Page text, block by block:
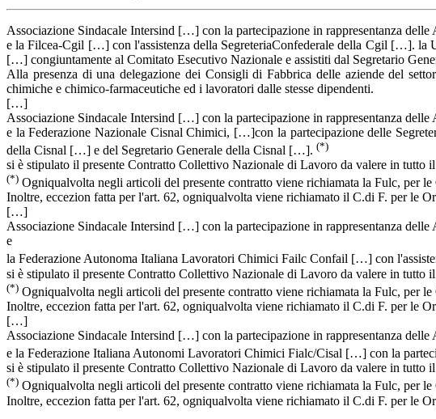
Associazione Sindacale Intersind […] con la partecipazione in rappresentanza
e la Filcea-Cgil […] con l'assistenza della SegreteriaConfederale della Cgil […].
[…] congiuntamente al Comitato Esecutivo Nazionale e assistiti dal Segretario
Alla presenza di una delegazione dei Consigli di Fabbrica delle aziende del
chimiche e chimico-farmaceutiche ed i lavoratori dalle stesse dipendenti.
[…]
Associazione Sindacale Intersind […] con la partecipazione in rappresentanza
e la Federazione Nazionale Cisnal Chimici, […]con la partecipazione delle
della Cisnal […] e del Segretario Generale della Cisnal […]. (*)
si è stipulato il presente Contratto Collettivo Nazionale di Lavoro da valere in tutto
(*) Ogniqualvolta negli articoli del presente contratto viene richiamata la Fulc, per
Inoltre, eccezion fatta per l'art. 62, ogniqualvolta viene richiamato il C.di F. per le
[…]
Associazione Sindacale Intersind […] con la partecipazione in rappresentanza
e
la Federazione Autonoma Italiana Lavoratori Chimici Failc Confail […] con
si è stipulato il presente Contratto Collettivo Nazionale di Lavoro da valere in tutto
(*) Ogniqualvolta negli articoli del presente contratto viene richiamata la Fulc, per
Inoltre, eccezion fatta per l'art. 62, ogniqualvolta viene richiamato il C.di F. per le
[…]
Associazione Sindacale Intersind […] con la partecipazione in rappresentanza
e la Federazione Italiana Autonomi Lavoratori Chimici Fialc/Cisal […] con la
si è stipulato il presente Contratto Collettivo Nazionale di Lavoro da valere in tutto
(*) Ogniqualvolta negli articoli del presente contratto viene richiamata la Fulc, per
Inoltre, eccezion fatta per l'art. 62, ogniqualvolta viene richiamato il C.di F. per le